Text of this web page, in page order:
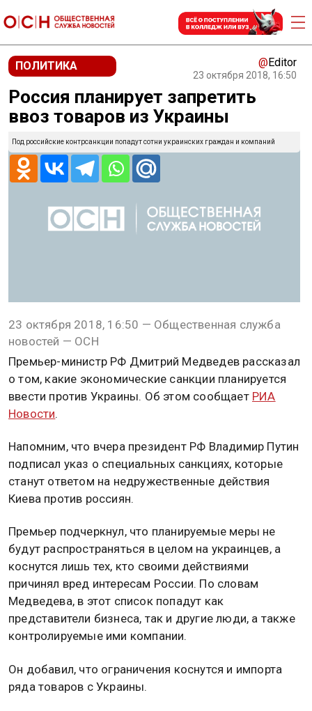
ПОЛИТИКА @Editor
23 октября 2018, 16:50
Россия планирует запретить
ввоз товаров из Украины
Под российские контрсанкции попадут сотни украинских граждан и компаний
23 октября 2018, 16:50 — Общественная служба
новостей — ОСН
Премьер-министр РФ Дмитрий Медведев рассказал
о том, какие экономические санкции планируется
ввести против Украины. Об этом сообщает РИА
Новости.
Напомним, что вчера президент РФ Владимир Путин
подписал указ о специальных санкциях, которые
станут ответом на недружественные действия
Киева против россиян.
Премьер подчеркнул, что планируемые меры не
будут распространяться в целом на украинцев, а
коснутся лишь тех, кто своими действиями
причинял вред интересам России. По словам
Медведева, в этот список попадут как
представители бизнеса, так и другие люди, а также
контролируемые ими компании.
Он добавил, что ограничения коснутся и импорта
ряда товаров с Украины.